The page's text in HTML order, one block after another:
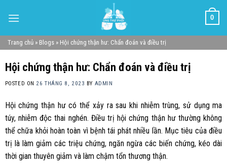
0
Trang chủ » Blogs » Hội chứng thận hư: Chẩn đoán và điều trị
Hội chứng thận hư: Chẩn đoán và điều trị
POSTED ON 26 THÁNG 8, 2023 BY ADMIN
Hội chứng thận hư có thể xảy ra sau khi nhiễm trùng, sử dụng ma
túy, nhiễm độc thai nghén. Điều trị hội chứng thận hư thường không
thể chữa khỏi hoàn toàn vì bệnh tái phát nhiều lần. Mục tiêu của điều
trị là làm giảm các triệu chứng, ngăn ngừa các biến chứng, kéo dài
thời gian thuyên giảm và làm chậm tổn thương thận.